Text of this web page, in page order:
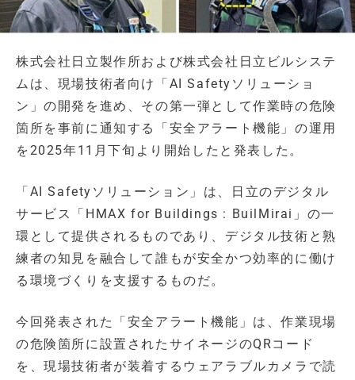
株式会社日立製作所および株式会社日立ビルシステ
ムは、現場技術者向け「AI Safetyソリューショ
ン」の開発を進め、その第一弾として作業時の危険
箇所を事前に通知する「安全アラート機能」の運用
を2025年11月下旬より開始したと発表した。
「AI Safetyソリューション」は、日立のデジタル
サービス「HMAX for Buildings : BuilMirai」の一
環として提供されるものであり、デジタル技術と熟
練者の知見を融合して誰もが安全かつ効率的に働け
る環境づくりを支援するものだ。
今回発表された「安全アラート機能」は、作業現場
の危険箇所に設置されたサイネージのQRコード
を、現場技術者が装着するウェアラブルカメラで読